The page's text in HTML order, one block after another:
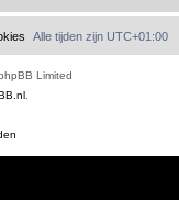
Alle tijden zijn UTC+01:00
Limited